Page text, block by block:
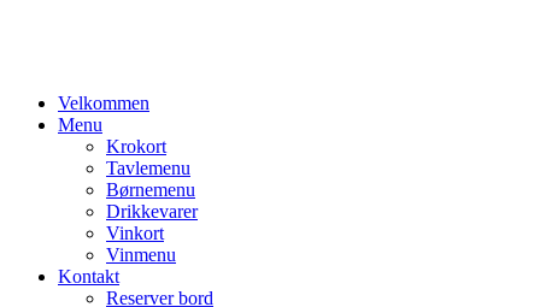
Primary
Menu
Velkommen
Menu
Krokort
Tavlemenu
Børnemenu
Drikkevarer
Vinkort
Vinmenu
Kontakt
Reserver bord